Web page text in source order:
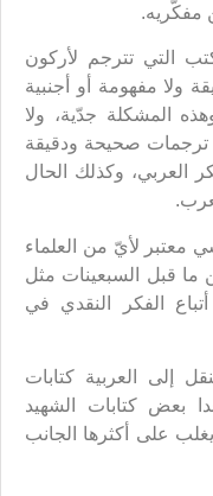
مفكّريه.
التي تترجم لأركون
ولا مفهومة أو أجنبية
المشكلة جدّية، ولا
صحيحة ودقيقة
العربي، وكذلك الحال
معتبر لأيّ من العلماء
ما قبل السبعينات مثل
الفكر النقدي في
إلى العربية كتابات
عدا بعض كتابات الشهيد
على أكثرها الجانب